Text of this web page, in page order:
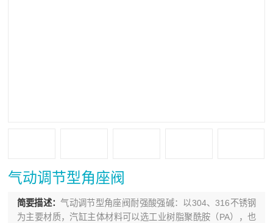
气动调节型角座阀
简要描述：气动调节型角座阀耐强酸强碱：以304、316不锈钢
为主要材质，汽缸主体材料可以选工业树脂聚酰胺（PA），也